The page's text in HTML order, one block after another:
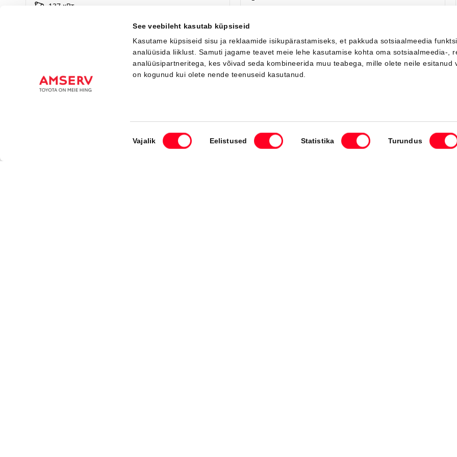
See veebileht kasutab küpsiseid
Kasutame küpsiseid sisu ja reklaamide isikupärastamiseks, et pakkuda sotsiaalmeedia
analüüsida liiklust. Samuti jagame teavet meie lehe kasutamise kohta oma sotsiaalmeedia-,
analüüsipartneritega, kes võivad seda kombineerida muu teabega, mille olete neile esitanud
on kogunud kui olete nende teenuseid kasutanud.
Nõusoleku
valik
Vajalik Eelistused Statistika Turundus
137 кВт
Добавить к сравнению
Вскоре